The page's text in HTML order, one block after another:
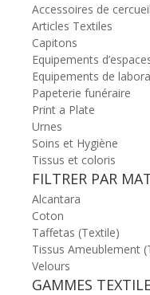
Accessoires de
Articles Textiles
Capitons
Equipements
Equipements de
Papeterie funéraire
Print a Plate
Urnes
Soins et Hygiène
Tissus et coloris
FILTRER PAR
Alcantara
Coton
Taffetas (Textile)
Tissus Ameublement
Velours
GAMMES